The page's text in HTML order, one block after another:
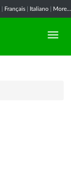
Français Italiano More...